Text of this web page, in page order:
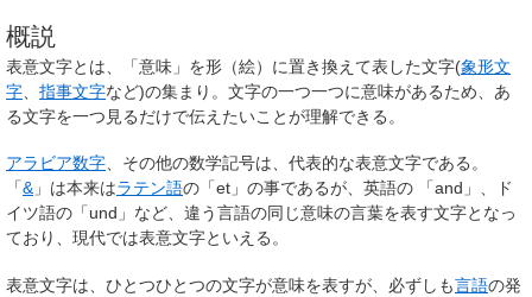
概説
表意文字とは、「意味」を形（絵）に置き換えて表した文字(象形文
字
指事文字など)の集まり。文字の一つ一つに意味があるため、あ
る文字を一つ見るだけで伝えたいことが理解できる。
アラビア数字、その他の数学記号は、代表的な表意文字である。
「&」は本来はラテン語の「et 」の事であるが、英語の 「and 」、ド
イツ語の「und 」など、違う言語の同じ意味の言葉を表す文字となっ
ており、現代では表意文字といえる。
表意文字は、ひとつひとつの文字が意味を表すが、必ずしも言語の発